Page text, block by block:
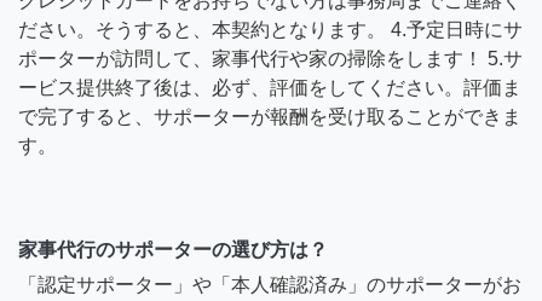
ださい。そうすると、本契約となります。 4.予定日時にサ
ポーターが訪問して、家事代行や家の掃除をします！ 5.サ
ービス提供終了後は、必ず、評価をしてください。評価ま
で完了すると、サポーターが報酬を受け取ることができま
す。
家事代行のサポーターの選び方は？
「認定サポーター」や「本人確認済み」のサポーターがお